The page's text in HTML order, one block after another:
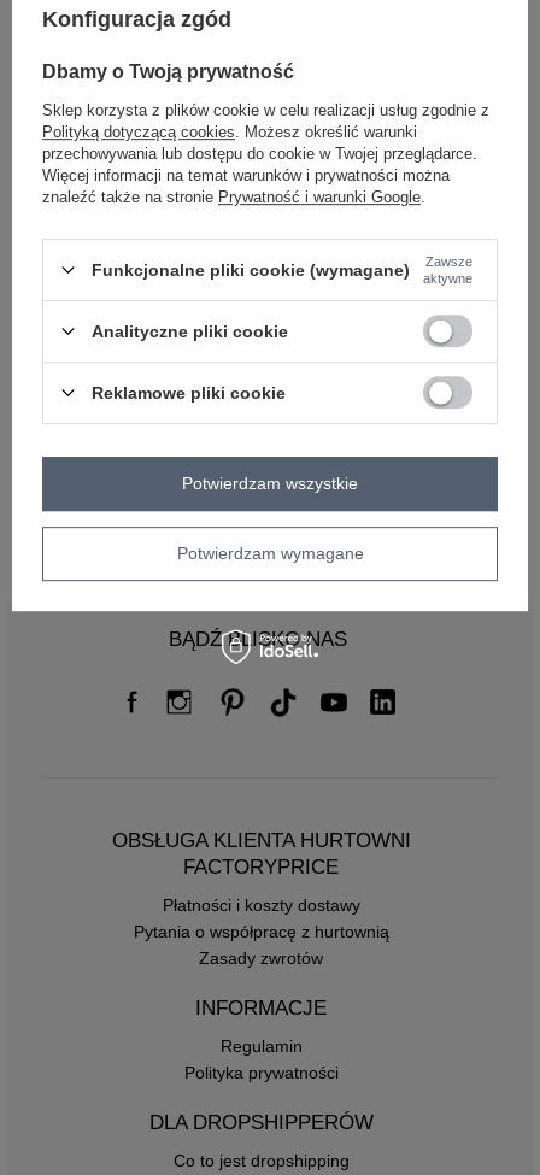
Kiedy nadejdą cieplejsze dni, wiele kobiet uwielbia sięgnąć po
przewiewne spodnie z materiału, które stanowią doskonałą
alternatywę dla dżinsów. Tego rodzaju spodnie oferują większą
oferuje najmodniejsze materiałowe spodnie damskie,
które można znaleźć w hurtowniach w bieżącym sezonie!
BĄDŹ BLISKO NAS
OBSŁUGA KLIENTA HURTOWNI
FACTORYPRICE
Płatności i koszty dostawy
Pytania o współpracę z hurtownią
Zasady zwrotów
INFORMACJE
Regulamin
Polityka prywatności
DLA DROPSHIPPERÓW
Co to jest dropshipping
Konfiguracja zgód
Dbamy o Twoją prywatność
Sklep korzysta z plików cookie w celu realizacji usług zgodnie z
Polityką dotyczącą cookies . Możesz określić warunki
przechowywania lub dostępu do cookie w Twojej przeglądarce.
Więcej informacji na temat warunków i prywatności można
znaleźć także na stronie Prywatność i warunki Google
Funkcjonalne pliki cookie (wymagane)
Zawsze
aktywne
Analityczne pliki cookie
Reklamowe pliki cookie
Potwierdzam wymagane
Potwierdzam wszystkie